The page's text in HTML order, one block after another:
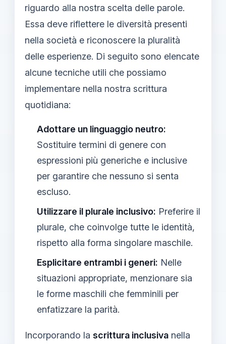
riguardo alla nostra scelta delle parole.
Essa deve riflettere le diversità presenti
nella società e riconoscere la pluralità
delle esperienze. Di seguito sono elencate
alcune tecniche utili che possiamo
implementare nella nostra scrittura
quotidiana:
Adottare un linguaggio neutro:
Sostituire termini di genere con
espressioni più generiche e inclusive
per garantire che nessuno si senta
escluso.
Utilizzare il plurale inclusivo: Preferire il
plurale, che coinvolge tutte le identità,
rispetto alla forma singolare maschile.
Esplicitare entrambi i generi: Nelle
situazioni appropriate, menzionare sia
le forme maschili che femminili per
enfatizzare la parità.
Incorporando la scrittura inclusiva nella